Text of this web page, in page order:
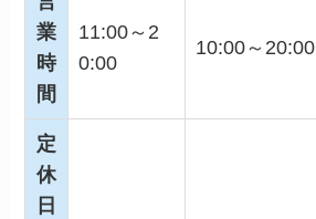
業
時
間
11:00～2
0:00
10:00～20:00
定
休
日